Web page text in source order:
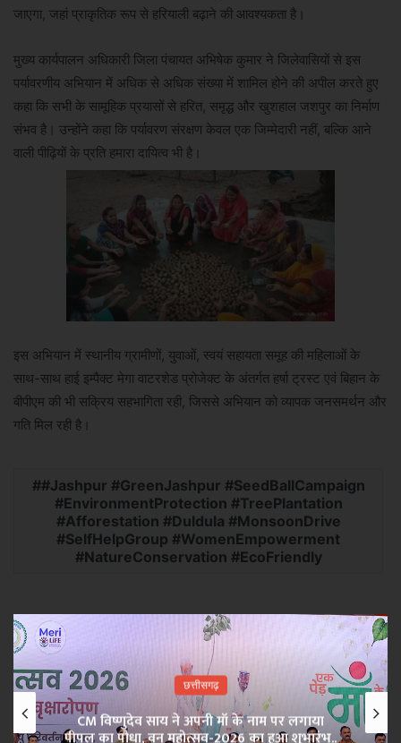
जाएगा, जहां प्राकृतिक रूप से हरियाली बढ़ाने की आवश्यकता है।
मुख्य कार्यपालन अधिकारी जिला पंचायत अभिषेक कुमार ने जिलेवासियों से इस
पर्यावरणीय अभियान में अधिक से अधिक संख्या में शामिल होने की अपील करते हुए
कहा कि सभी के सामूहिक प्रयासों से हरित, समृद्ध और खुशहाल जशपुर का निर्माण
संभव है। उन्होंने कहा कि पर्यावरण संरक्षण केवल एक जिम्मेदारी नहीं, बल्कि आने
वाली पीढ़ियों के प्रति हमारा दायित्व भी है।
इस अभियान में स्थानीय ग्रामीणों, युवाओं, स्वयं सहायता समूह की महिलाओं के
साथ-साथ हाई इम्पैक्ट मेगा वाटरशेड प्रोजेक्ट के अंतर्गत हर्षा ट्रस्ट एवं बिहान के
बीपीएम की भी सक्रिय सहभागिता रही, जिससे अभियान को व्यापक जनसमर्थन और
गति मिल रही है।
#Jashpur #GreenJashpur #SeedBallCampaign
#EnvironmentProtection #TreePlantation
#Afforestation #Duldula #MonsoonDrive
#SelfHelpGroup #WomenEmpowerment
#NatureConservation #EcoFriendly
छत्तीसगढ़
CM विष्णुदेव साय ने अपनी माँ के नाम पर लगाया
पीपल का पौधा, वन महोत्सव-2026 का हुआ शुभारंभ..